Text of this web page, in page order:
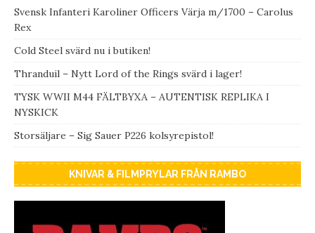
Svensk Infanteri Karoliner Officers Värja m/1700 – Carolus
Rex
Cold Steel svärd nu i butiken!
Thranduil – Nytt Lord of the Rings svärd i lager!
TYSK WWII M44 FÄLTBYXA – AUTENTISK REPLIKA I
NYSKICK
Storsäljare – Sig Sauer P226 kolsyrepistol!
KNIVAR & FILMPRYLAR FRÅN RAMBO